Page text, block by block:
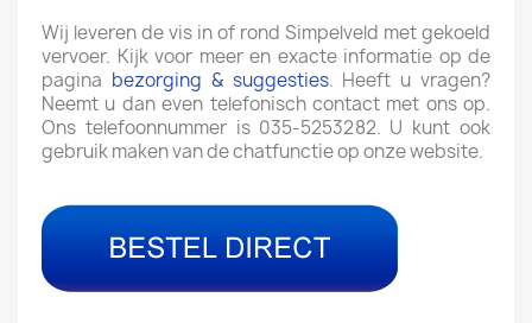
Wij leveren de vis in of rond Simpelveld met gekoeld
vervoer. Kijk voor meer en exacte informatie op de
pagina bezorging & suggesties. Heeft u vragen?
Neemt u dan even telefonisch contact met ons op.
Ons telefoonnummer is 035-5253282. U kunt ook
gebruik maken van de chatfunctie op onze website.